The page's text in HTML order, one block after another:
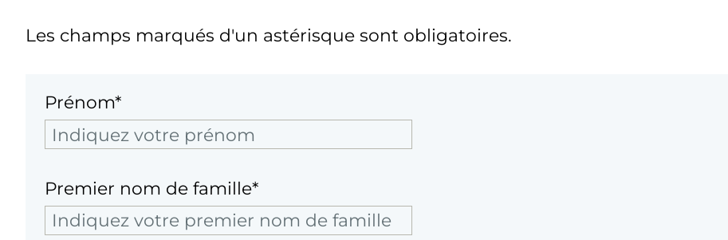
Les champs marqués d'un astérisque sont obligatoires.
Prénom*
Premier nom de famille*